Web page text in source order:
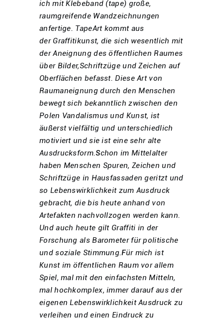
ich mit Klebeband (tape) große,
raumgreifende Wandzeichnungen
anfertige. TapeArt kommt aus
der Graffitikunst, die sich wesentlich mit
der Aneignung des öffentlichen Raumes
über Bilder,Schriftzüge und Zeichen auf
Oberflächen befasst. Diese Art von
Raumaneignung durch den Menschen
bewegt sich bekanntlich zwischen den
Polen Vandalismus und Kunst, ist
äußerst vielfältig und unterschiedlich
motiviert und sie ist eine sehr alte
Ausdrucksform.Schon im Mittelalter
haben Menschen Spuren, Zeichen und
Schriftzüge in Hausfassaden geritzt und
so Lebenswirklichkeit zum Ausdruck
gebracht, die bis heute anhand von
Artefakten nachvollzogen werden kann.
Und auch heute gilt Graffiti in der
Forschung als Barometer für politische
und soziale Stimmung.Für mich ist
Kunst im öffentlichen Raum vor allem
Spiel, mal mit den einfachsten Mitteln,
mal hochkomplex, immer darauf aus der
eigenen Lebenswirklichkeit Ausdruck zu
verleihen und einen Eindruck zu